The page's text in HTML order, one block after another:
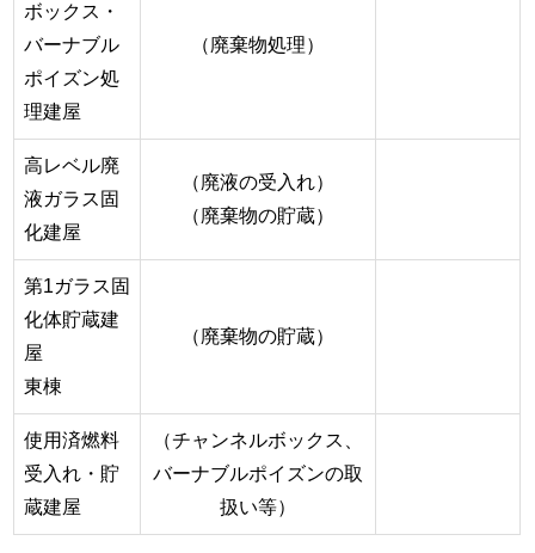
ボックス・
バーナブル
ポイズン処
理建屋
（廃棄物処理）
高レベル廃
液ガラス固
化建屋
（廃液の受入れ）
（廃棄物の貯蔵）
第1ガラス固
化体貯蔵建
屋
東棟
（廃棄物の貯蔵）
使用済燃料
受入れ・貯
蔵建屋
（チャンネルボックス、
バーナブルポイズンの取
扱い等）